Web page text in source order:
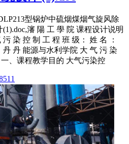
型锅炉中硫烟煤烟气旋风除
瀋 陽 工 學 院 课程设计说明
染 控 制 工 程 班 级： 姓 名 ：
丹 能源与水利学院 大 气 污 染
、课程教学目的 大气污染控